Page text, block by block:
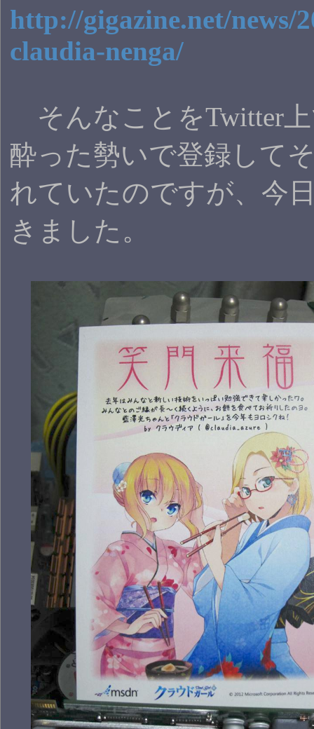
http://gigazine.net/news/
claudia-nenga/
そんなことをTwitter
酔った勢いで登録して
れていたのですが、今
きました。